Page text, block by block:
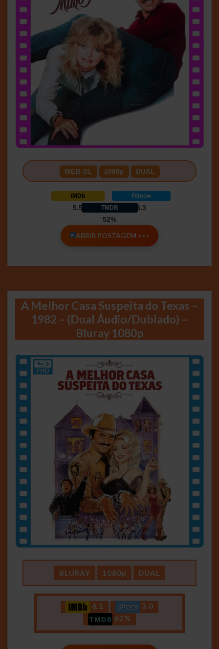
WEB-DL 1080p DUAL
IMDb
5.5
Filmow
3.3
TMDB
52%
ABRIR POSTAGEM <<<
A Melhor Casa Suspeita do Texas –
1982 – (Dual Áudio/Dublado) –
Bluray 1080p
BLURAY 1080p DUAL
6.1
3.0
62%